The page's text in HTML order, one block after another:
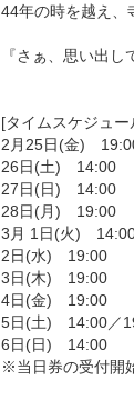
44年の時を越え、
『さぁ、思い出
[タイムスケジュ
2月25日(金)
26日(土) 14:00
27日(日) 14:00
28日(月) 19:00
3月 1日(火)
2日(水) 19:00
3日(木) 19:00
4日(金) 19:00
5日(土) 14:00／
6日(日) 14:00
※当日券の受付開